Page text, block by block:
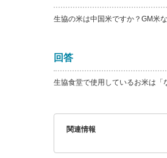
生協の米は中国米ですか？GM米
回答
生協食堂で使用しているお米は「
関連情報